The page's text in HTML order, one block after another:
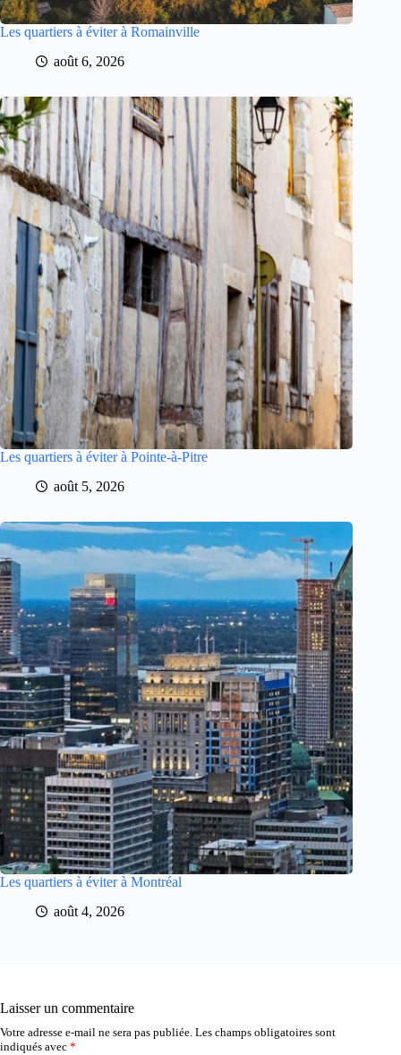
Les quartiers à éviter à Romainville
août 6, 2026
Les quartiers à éviter à Pointe-à-Pitre
août 5, 2026
Les quartiers à éviter à Montréal
août 4, 2026
Laisser un commentaire
Votre adresse e-mail ne sera pas publiée. Les champs obligatoires sont
indiqués avec *